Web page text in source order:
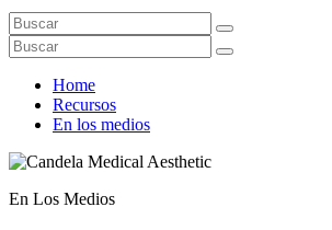
Home
Recursos
En los medios
En Los Medios